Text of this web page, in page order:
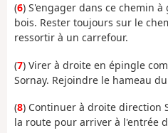
(6) S'engager dans ce chemin
bois. Rester toujours sur le
ressortir à un carrefour.
(7) Virer à droite en épingle
Sornay. Rejoindre le hameau
(8) Continuer à droite direction
la route pour arriver à l'entrée